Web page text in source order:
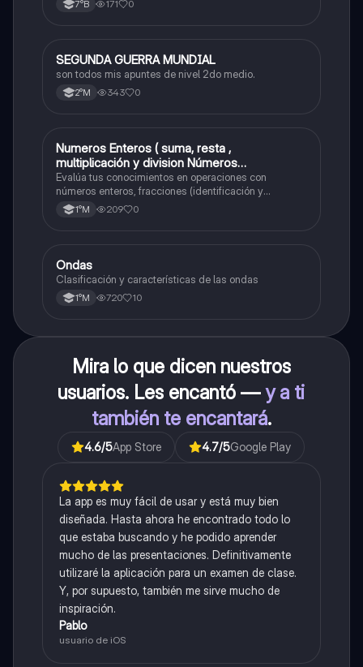
7°B 171 0
Historia
SEGUNDA GUERRA MUNDIAL
son todos mis apuntes de nivel 2do medio.
2°M 343 0
Matemáticas
Numeros Enteros ( suma, resta ,
multiplicación y division Números
Fraccionarios si es Propia o Impropia o mixto
( suma , resta , multiplicación y división)
Porcentaje ( fracción, porcentual y decimal).
Evalúa tus conocimientos en operaciones con
números enteros, fracciones (identificación y
operaciones) y conversiones de porcentajes (fracción,
decimal y viceversa).
1°M 209 0
Física
Ondas
Clasificación y características de las ondas
1°M 720 10
Mira lo que dicen nuestros
usuarios. Les encantó —y a ti
también te encantará.
4.6/5App Store 4.7/5Google Play
La app es muy fácil de usar y está muy bien
diseñada. Hasta ahora he encontrado todo lo
que estaba buscando y he podido aprender
mucho de las presentaciones. Definitivamente
utilizaré la aplicación para un examen de clase.
Y, por supuesto, también me sirve mucho de
inspiración.
Pablo
usuario de iOS